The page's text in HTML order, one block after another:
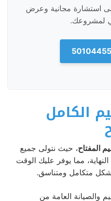
استشارة مجانية وعرض
لمشروعك.
الكامل
المفتاح، حيث نتولى جميع
مما يوفر عليك الوقت
متكامل ومتناسق.